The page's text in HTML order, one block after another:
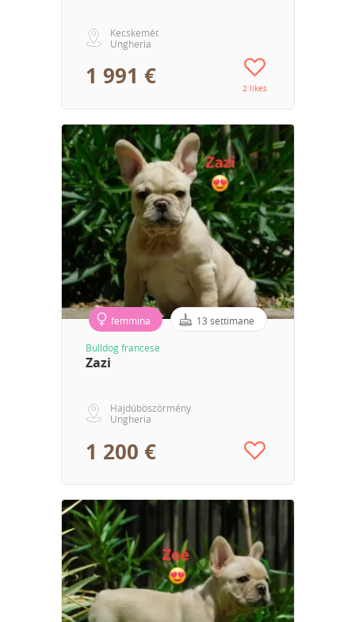
Kecskemét
Ungheria
1 991 € 2 likes
femmina 13 settimane
Bulldog francese
Zazi
Hajdúböszörmény
Ungheria
1 200 €